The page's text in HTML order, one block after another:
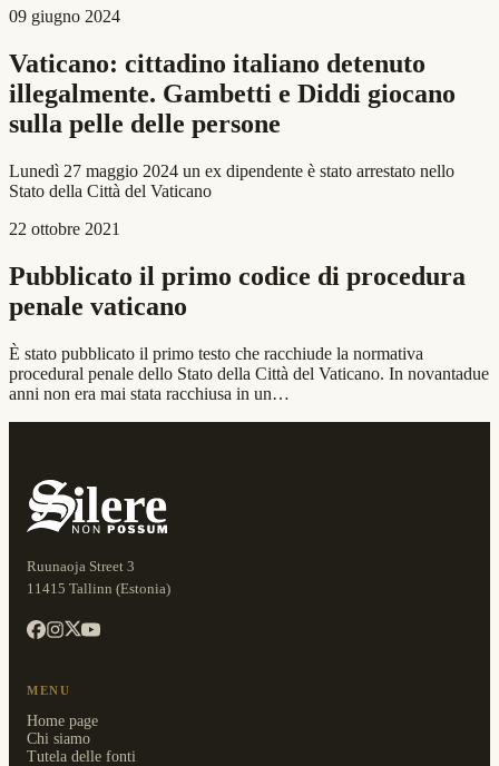
09 giugno 2024
Vaticano: cittadino italiano detenuto
illegalmente. Gambetti e Diddi giocano
sulla pelle delle persone
Lunedì 27 maggio 2024 un ex dipendente è stato arrestato nello
Stato della Città del Vaticano
22 ottobre 2021
Pubblicato il primo codice di procedura
penale vaticano
È stato pubblicato il primo testo che racchiude la normativa
procedural penale dello Stato della Città del Vaticano. In novantadue
anni non era mai stata racchiusa in un…
Ruunaoja Street 3
11415 Tallinn (Estonia)
MENU
Home page
Chi siamo
Tutela delle fonti